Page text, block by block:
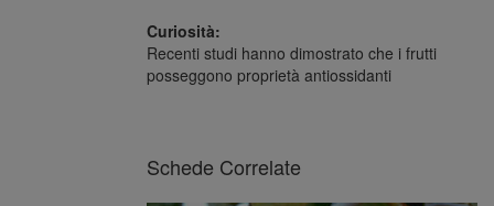
Curiosità:
Recenti studi hanno dimostrato che i frutti
posseggono proprietà antiossidanti
Schede Correlate